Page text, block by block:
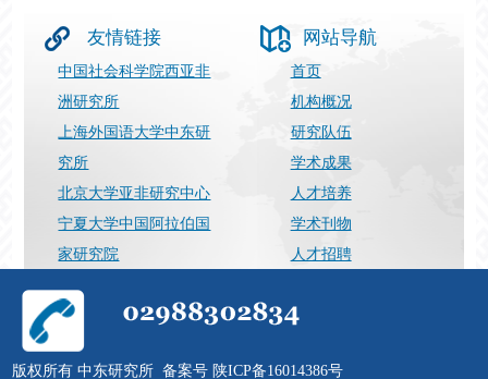
友情链接
中国社会科学院西亚非
洲研究所
上海外国语大学中东研
究所
北京大学亚非研究中心
宁夏大学中国阿拉伯国
家研究院
网站导航
首页
机构概况
研究队伍
学术成果
人才培养
学术刊物
人才招聘
邮件：Support@nwuimes.com
版权所有 中东研究所 备案号 陕ICP备16014386号